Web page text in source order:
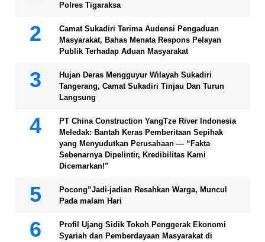
Polres Tigaraksa
Camat Sukadiri Terima Audensi Pengaduan
Masyarakat, Bahas Menata Respons Pelayan
Publik Terhadap Aduan Masyarakat
Hujan Deras Mengguyur Wilayah Sukadiri
Tangerang, Camat Sukadiri Tinjau Dan Turun
Langsung
PT China Construction YangTze River Indonesia
Meledak: Bantah Keras Pemberitaan Sepihak
yang Menyudutkan Perusahaan — “Fakta
Sebenarnya Dipelintir, Kredibilitas Kami
Dicemarkan!”
Pocong”Jadi-jadian Resahkan Warga, Muncul
Pada malam Hari
Profil Ujang Sidik Tokoh Penggerak Ekonomi
Syariah dan Pemberdayaan Masyarakat di